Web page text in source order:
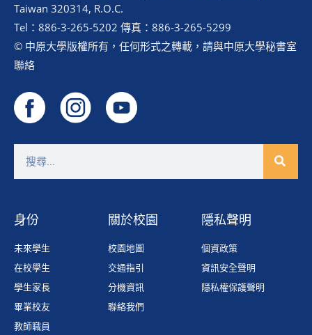
Taiwan 320314, R.O.C.
Tel：886-3-265-5202 傳真：886-3-265-5299
© 中原大學版權所有，任何形式之轉載，請與中原大學秘書室
聯絡
身份
未來學生
在校學生
學生家長
畢業校友
教師職員
關於校園
校園地圖
交通指引
分機資訊
聯絡我們
隱私聲明
個資政策
資訊安全聲明
隱私權保護聲明